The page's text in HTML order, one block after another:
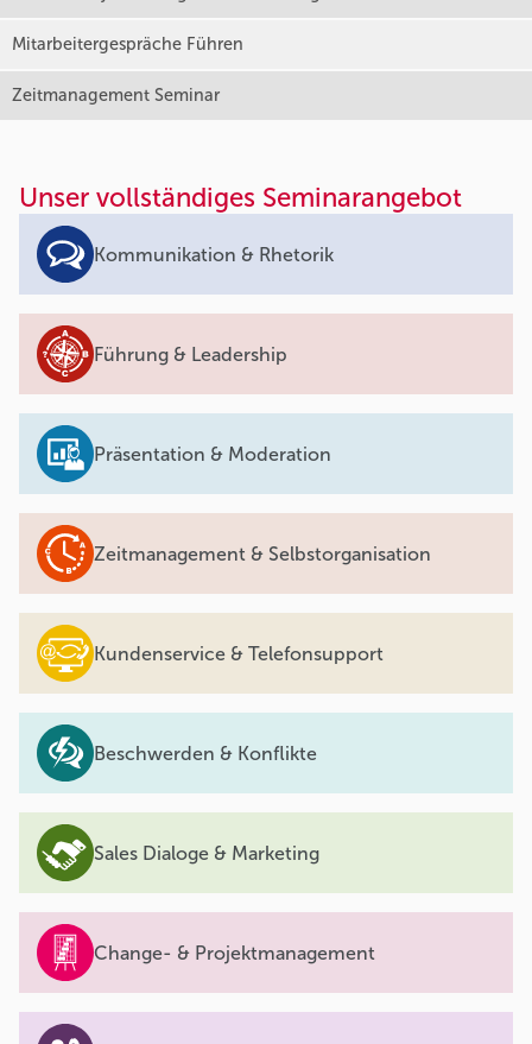
Mitarbeitergespräche Führen
Zeitmanagement Seminar
Unser vollständiges Seminarangebot
Kommunikation & Rhetorik
Führung & Leadership
Präsentation & Moderation
Zeitmanagement & Selbstorganisation
Kundenservice & Telefonsupport
Beschwerden & Konflikte
Sales Dialoge & Marketing
Change- & Projektmanagement